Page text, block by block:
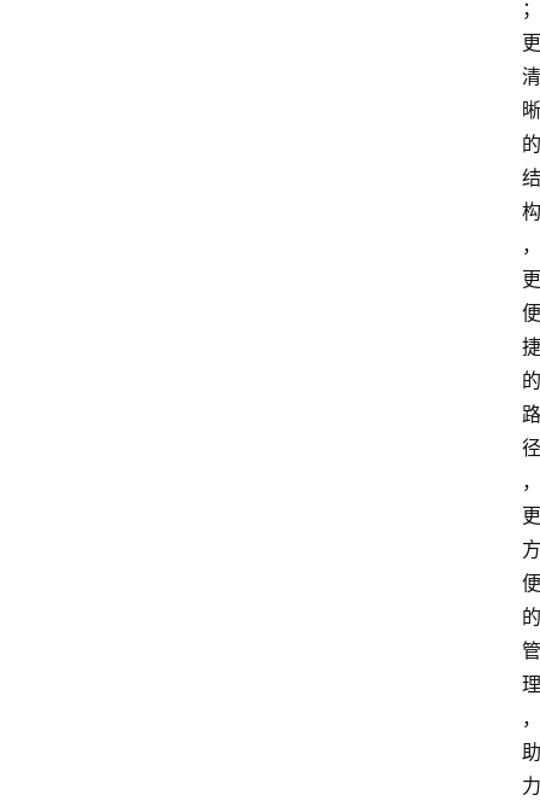
；
更
清
晰
的
结
构
，
更
便
捷
的
路
径
，
更
方
便
的
管
理
，
助
力